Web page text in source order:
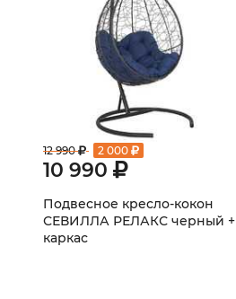
12 990 2 000
10 990
Подвесное кресло-кокон
СЕВИЛЛА РЕЛАКС черный +
каркас